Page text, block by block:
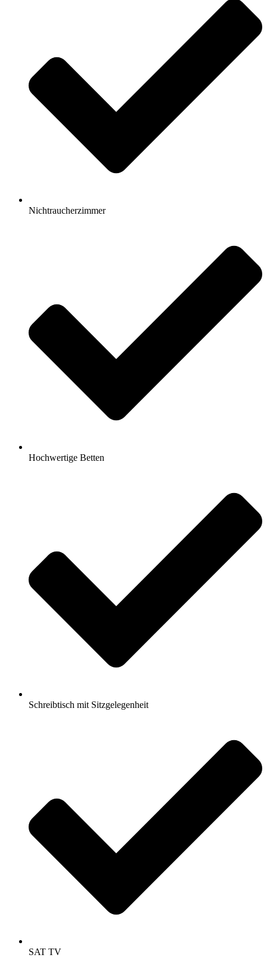
Nichtraucherzimmer
Hochwertige Betten
Schreibtisch mit Sitzgelegenheit
SAT TV